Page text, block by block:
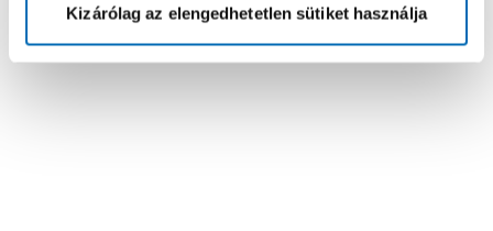
Kizárólag az elengedhetetlen sütiket használja